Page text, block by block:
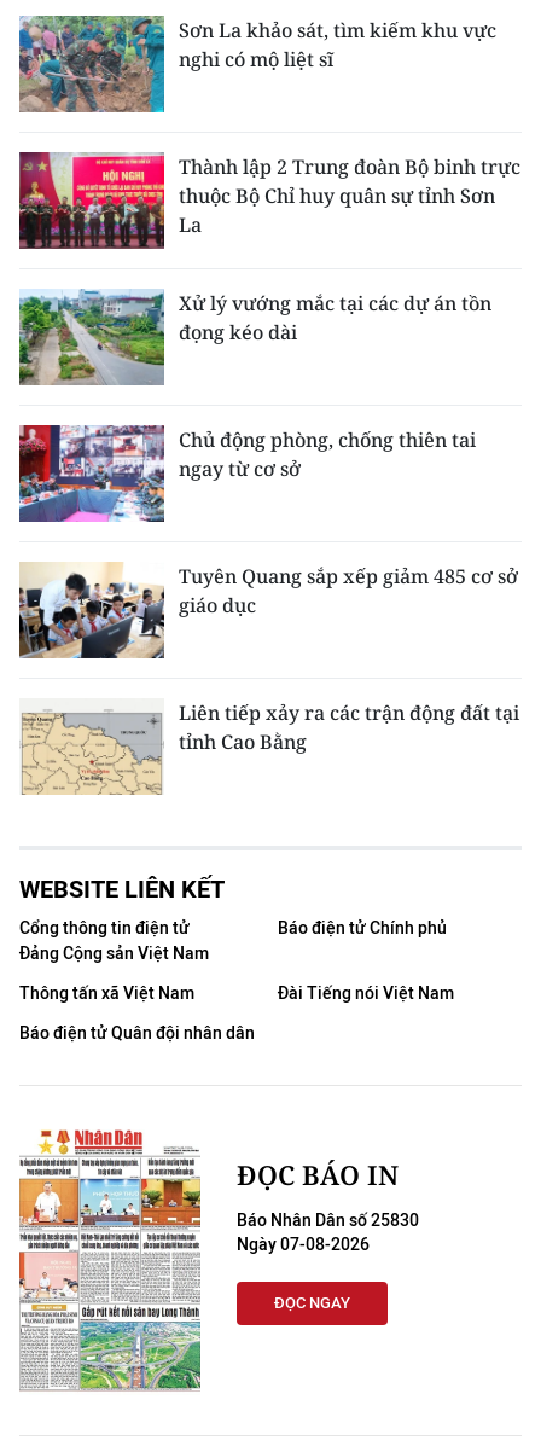
Sơn La khảo sát, tìm kiếm khu vực
nghi có mộ liệt sĩ
Thành lập 2 Trung đoàn Bộ binh trực
thuộc Bộ Chỉ huy quân sự tỉnh Sơn
La
Xử lý vướng mắc tại các dự án tồn
đọng kéo dài
Chủ động phòng, chống thiên tai
ngay từ cơ sở
Tuyên Quang sắp xếp giảm 485 cơ sở
giáo dục
Liên tiếp xảy ra các trận động đất tại
tỉnh Cao Bằng
WEBSITE LIÊN KẾT
Cổng thông tin điện tử
Đảng Cộng sản Việt Nam
Báo điện tử Chính phủ
Thông tấn xã Việt Nam
Đài Tiếng nói Việt Nam
Báo điện tử Quân đội nhân dân
ĐỌC BÁO IN
Báo Nhân Dân số 25830
Ngày 07-08-2026
ĐỌC NGAY